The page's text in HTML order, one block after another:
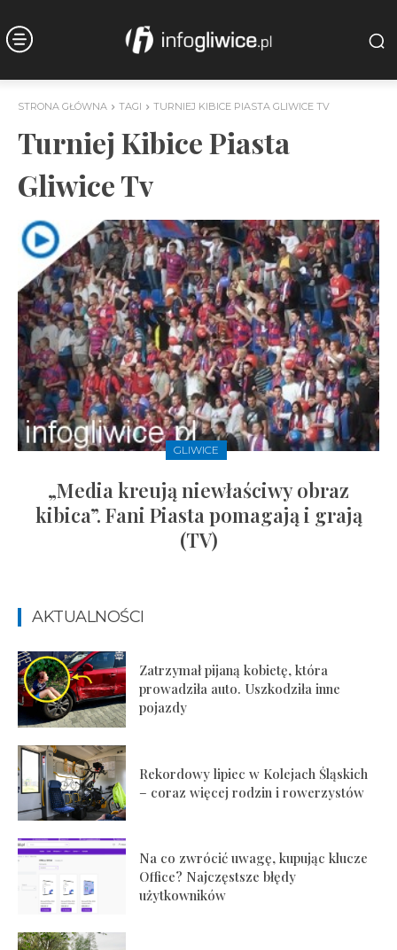
STRONA GŁÓWNA TAGI TURNIEJ KIBICE PIASTA GLIWICE TV
Turniej Kibice Piasta
Gliwice Tv
GLIWICE
„Media kreują niewłaściwy obraz
kibica”. Fani Piasta pomagają i grają
(TV)
AKTUALNOŚCI
Zatrzymał pijaną kobietę, która
prowadziła auto. Uszkodziła inne
pojazdy
Rekordowy lipiec w Kolejach Śląskich
– coraz więcej rodzin i rowerzystów
Na co zwrócić uwagę, kupując klucze
Office? Najczęstsze błędy
użytkowników